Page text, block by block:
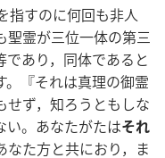
指すのに何回も非人
霊が三位一体の第三
あり，同体であると
『それは真理の御霊
せず，知ろうともしな
い。あなたがたはそれ
なた方と共におり，ま